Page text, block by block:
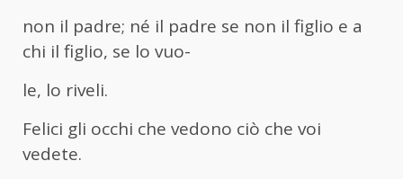
non il padre; né il padre se non il figlio e a
chi il figlio, se lo vuo-
le, lo riveli.
Felici gli occhi che vedono ciò che voi
vedete.